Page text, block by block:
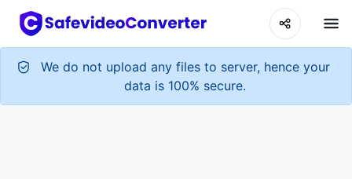
We do not upload any files to server, hence your
data is 100% secure.